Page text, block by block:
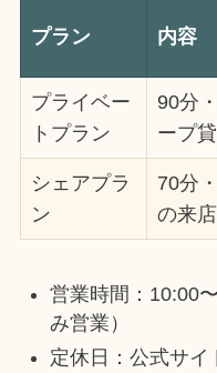
プラン 内容
プライベー
トプラン
90分
ープ
シェアプラ
ン
70分
の来
営業時間：10:00
み営業）
定休日：公式サイ